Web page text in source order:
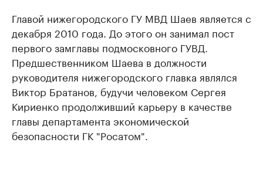
Главой нижегородского ГУ МВД Шаев является с
декабря 2010 года. До этого он занимал пост
первого замглавы подмосковного ГУВД.
Предшественником Шаева в должности
руководителя нижегородского главка являлся
Виктор Братанов, будучи человеком Сергея
Кириенко продолживший карьеру в качестве
главы департамента экономической
безопасности ГК "Росатом".